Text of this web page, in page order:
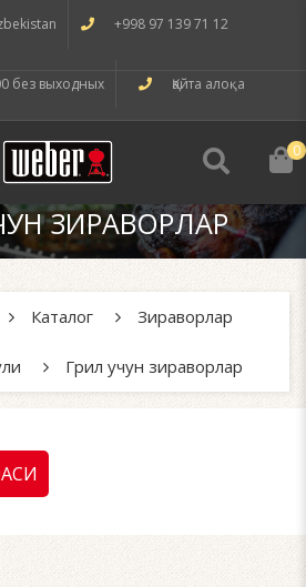
+998 97 139 71 12
без выходных Қайта алоқа
0
ЗИРАВОРЛАР
Каталог Зираворлар
Грил учун зираворлар